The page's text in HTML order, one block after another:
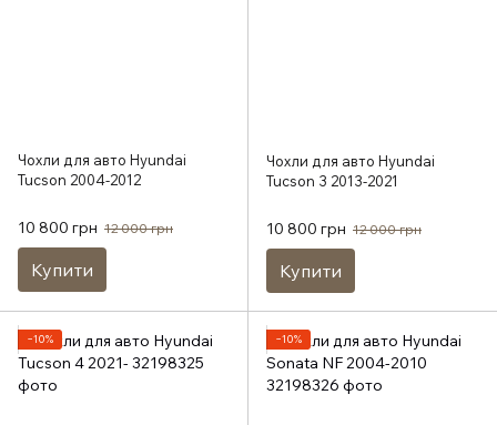
Чохли для авто Hyundai
Tucson 2004-2012
10 800 грн 12 000 грн
Купити
Чохли для авто Hyundai
Tucson 3 2013-2021
10 800 грн 12 000 грн
Купити
−10% −10%